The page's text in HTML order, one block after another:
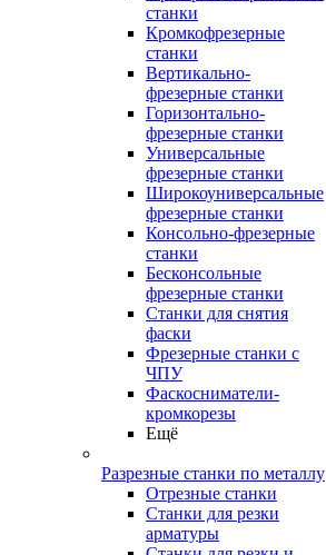
станки
Кромкофрезерные
станки
Вертикально-
фрезерные станки
Горизонтально-
фрезерные станки
Универсальные
фрезерные станки
Широкоуниверсальные
фрезерные станки
Консольно-фрезерные
станки
Бесконсольные
фрезерные станки
Станки для снятия
фаски
Фрезерные станки с
ЧПУ
Фаскосниматели-
кромкорезы
Ещё
Разрезные станки по металлу
Отрезные станки
Станки для резки
арматуры